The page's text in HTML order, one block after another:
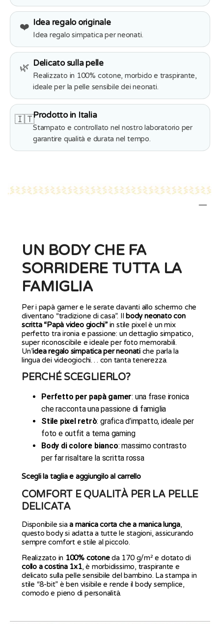
❤️ Idea regalo originale
Idea regalo simpatica per neonati.
🌿 Delicato sulla pelle
Realizzato in 100% cotone, morbido e traspirante,
ideale per la pelle sensibile dei neonati.
🇮🇹Prodotto in Italia
Stampato e controllato nel nostro laboratorio per
garantire qualità e durata nel tempo.
UN BODY CHE FA
SORRIDERE TUTTA LA
FAMIGLIA
Per i papà gamer e le serate davanti allo schermo che
diventano “tradizione di casa”. Ilbody neonato con
scritta “Papà video giochi”in stile pixel è un mix
perfetto tra ironia e passione: un dettaglio simpatico,
super riconoscibile e ideale per foto memorabili.
Un’idea regalo simpatica per neonatiche parla la
lingua dei videogiochi… con tanta tenerezza.
PERCHÉ SCEGLIERLO?
Perfetto per papà gamer: una frase ironica
che racconta una passione di famiglia
Stile pixel retrò: grafica d’impatto, ideale per
foto e outfit a tema gaming
Body di colore bianco: massimo contrasto
per far risaltare la scritta rossa
Scegli la taglia e aggiungilo al carrello
COMFORT E QUALITÀ PER LA PELLE
DELICATA
Disponibile siaa manica corta che a manica lunga,
questo body si adatta a tutte le stagioni, assicurando
sempre comfort e stile al piccolo.
Realizzato in 100% cotoneda 170 g/m² e dotato di
collo a costina 1x1, è morbidissimo, traspirante e
delicato sulla pelle sensibile del bambino. La stampa in
stile “8-bit” è ben visibile e rende il body semplice,
comodo e pieno di personalità.